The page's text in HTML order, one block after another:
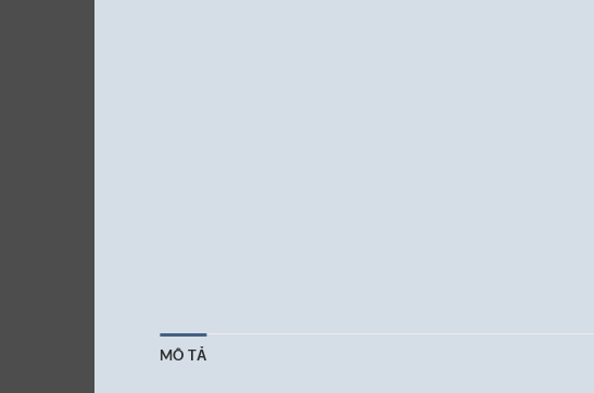
MÔ TẢ